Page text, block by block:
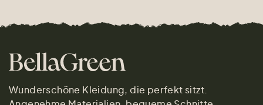
Wunderschöne Kleidung, die perfekt sitzt.